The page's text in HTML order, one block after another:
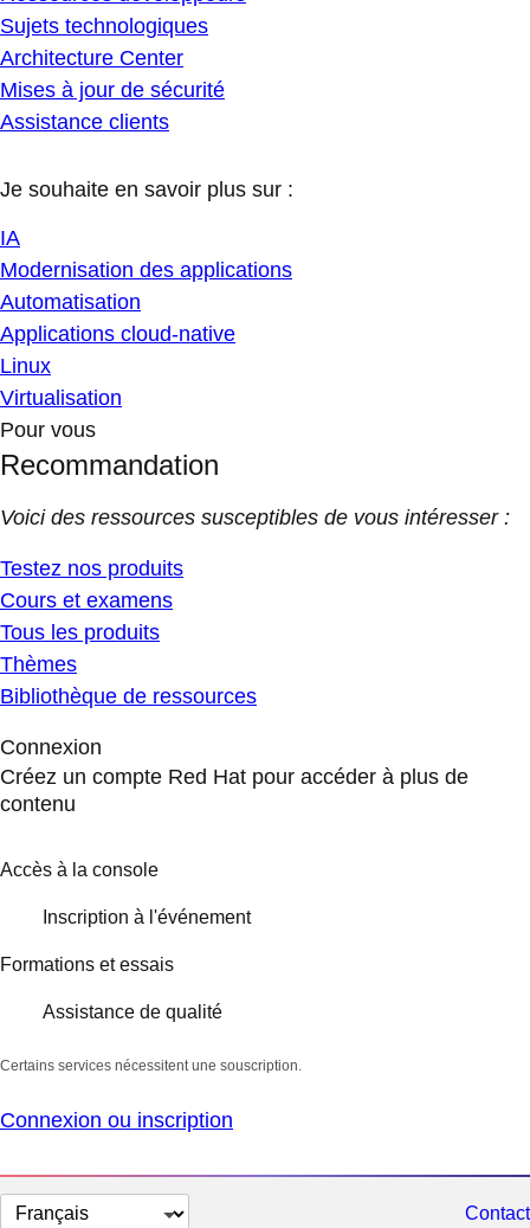
Sujets technologiques
Architecture Center
Mises à jour de sécurité
Assistance clients
Je souhaite en savoir plus sur :
IA
Modernisation des applications
Automatisation
Applications cloud-native
Linux
Virtualisation
Pour vous
Recommandation
Voici des ressources susceptibles de vous intéresser :
Testez nos produits
Cours et examens
Tous les produits
Thèmes
Bibliothèque de ressources
Connexion
Créez un compte Red Hat pour accéder à plus de
contenu
Accès à la console
Inscription à l'événement
Formations et essais
Assistance de qualité
Certains services nécessitent une souscription.
Connexion ou inscription
Changer
Contact